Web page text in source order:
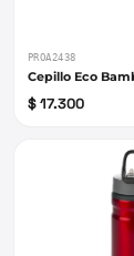
PROA2438
Cepillo Eco
$ 17.300